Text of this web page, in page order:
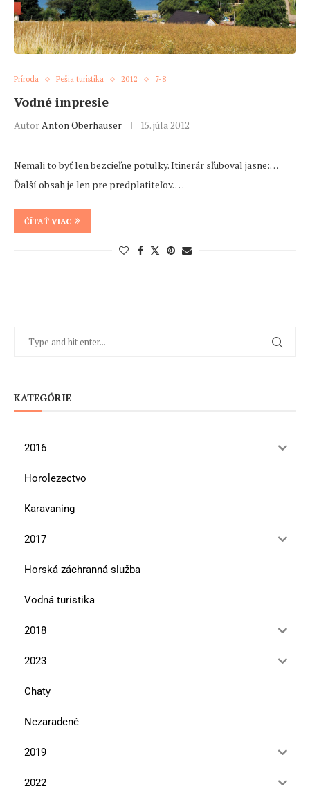
Príroda Pešia turistika 2012 7-8
Vodné impresie
AutorAnton Oberhauser 15. júla 2012
Nemali to byť len bezcieľne potulky. Itinerár sľuboval jasne:…
Ďalší obsah je len pre predplatiteľov. …
ČÍTAŤ VIAC
KATEGÓRIE
2016
Horolezectvo
Karavaning
2017
Horská záchranná služba
Vodná turistika
2018
2023
Chaty
Nezaradené
2019
2022